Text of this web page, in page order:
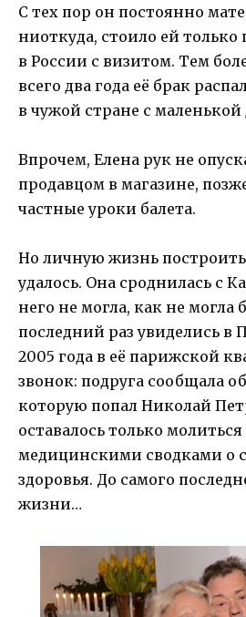
С тех пор он постоянно
ниоткуда, стоило ей только
в России с визитом. Тем
всего два года её брак
в чужой стране с маленькой
Впрочем, Елена рук не
продавцом в магазине,
частные уроки балета.
Но личную жизнь
удалось. Она сроднилась с
него не могла, как не могла
последний раз увиделись в
2005 года в её парижской
звонок: подруга сообщала
которую попал Николай
оставалось только молиться
медицинскими сводками о
здоровья. До самого
жизни…